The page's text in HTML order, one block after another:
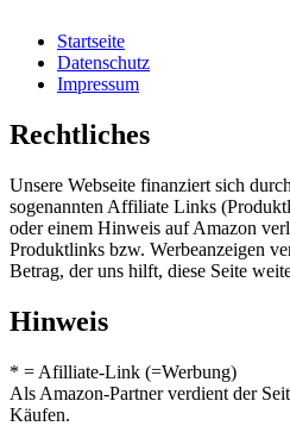
Startseite
Datenschutz
Impressum
Rechtliches
Unsere Webseite finanziert sich
sogenannten Affiliate Links
oder einem Hinweis auf Amazon
Produktlinks bzw. Werbeanzeigen
Betrag, der uns hilft, diese Seite
Hinweis
* = Afilliate-Link (=Werbung)
Als Amazon-Partner verdient der
Käufen.